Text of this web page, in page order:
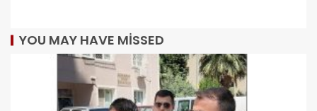
YOU MAY HAVE MISSED